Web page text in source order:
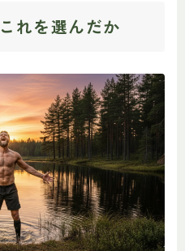
れを選んだか